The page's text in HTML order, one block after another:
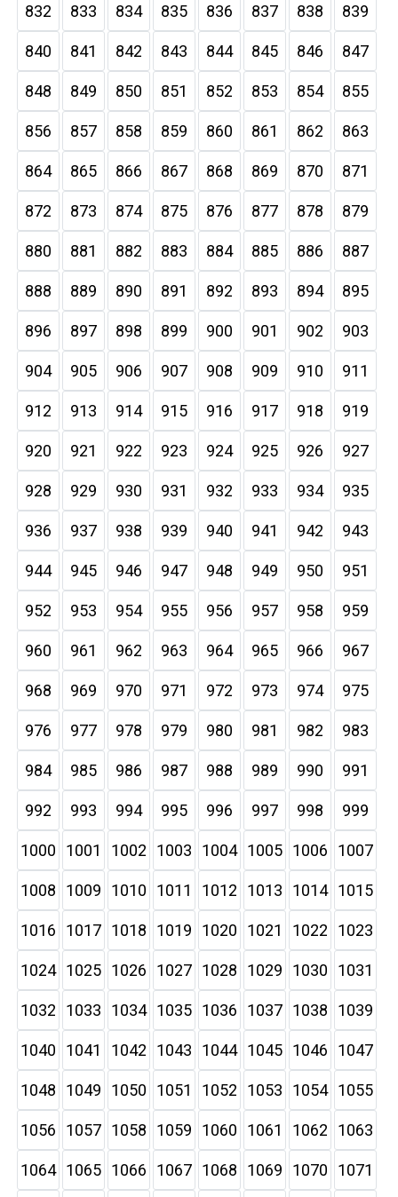
832 833 834 835 836 837 838 839
840 841 842 843 844 845 846 847
848 849 850 851 852 853 854 855
856 857 858 859 860 861 862 863
864 865 866 867 868 869 870 871
872 873 874 875 876 877 878 879
880 881 882 883 884 885 886 887
888 889 890 891 892 893 894 895
896 897 898 899 900 901 902 903
904 905 906 907 908 909 910 911
912 913 914 915 916 917 918 919
920 921 922 923 924 925 926 927
928 929 930 931 932 933 934 935
936 937 938 939 940 941 942 943
944 945 946 947 948 949 950 951
952 953 954 955 956 957 958 959
960 961 962 963 964 965 966 967
968 969 970 971 972 973 974 975
976 977 978 979 980 981 982 983
984 985 986 987 988 989 990 991
992 993 994 995 996 997 998 999
1000 1001 1002 1003 1004 1005 1006 1007
1008 1009 1010 1011 1012 1013 1014 1015
1016 1017 1018 1019 1020 1021 1022 1023
1024 1025 1026 1027 1028 1029 1030 1031
1032 1033 1034 1035 1036 1037 1038 1039
1040 1041 1042 1043 1044 1045 1046 1047
1048 1049 1050 1051 1052 1053 1054 1055
1056 1057 1058 1059 1060 1061 1062 1063
1064 1065 1066 1067 1068 1069 1070 1071